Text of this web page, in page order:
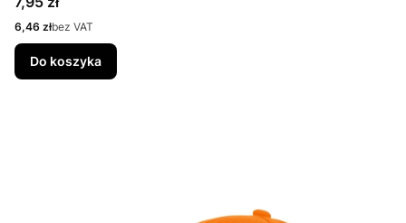
Cena
6,46 złbez VAT
Do koszyka